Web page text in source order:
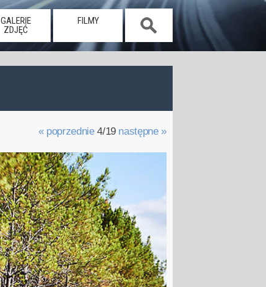
GALERIE
ZDJĘĆ
FILMY
« poprzednie4/19 następne »